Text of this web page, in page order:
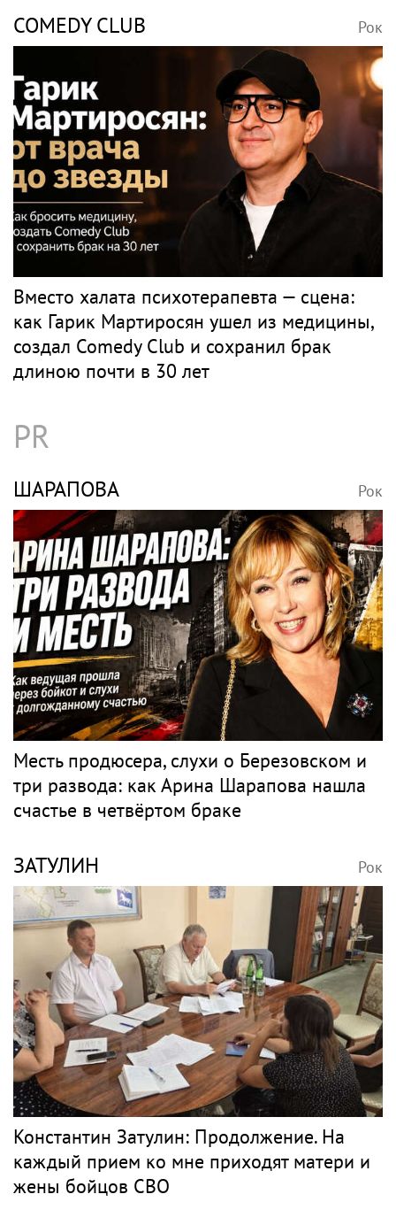
COMEDY CLUB Рок
Вместо халата психотерапевта — сцена:
как Гарик Мартиросян ушел из медицины,
создал Comedy Club и сохранил брак
длиною почти в 30 лет
PR
ШАРАПОВА Рок
Месть продюсера, слухи о Березовском и
три развода: как Арина Шарапова нашла
счастье в четвёртом браке
ЗАТУЛИН Рок
Константин Затулин: Продолжение. На
каждый прием ко мне приходят матери и
жены бойцов СВО